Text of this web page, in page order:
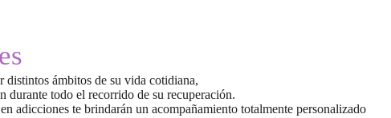
distintos ámbitos de su vida cotidiana,
durante todo el recorrido de su recuperación.
adicciones te brindarán un acompañamiento totalmente personalizado